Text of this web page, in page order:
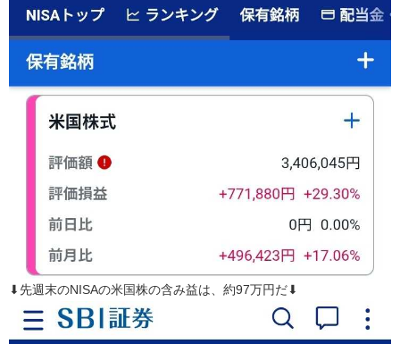
⬇先週末のNISAの米国株の含み益は、約97万円だ⬇